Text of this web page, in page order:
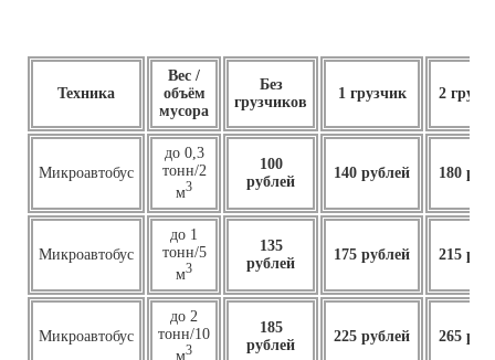
Техника
Вес /
объём
мусора
Без
грузчиков
1 грузчик 2
Микроавтобус
до 0,3
тонн/2
м3
100
рублей
140 рублей 180
Микроавтобус
до 1
тонн/5
м3
135
рублей
175 рублей 215
Микроавтобус
до 2
тонн/10
м3
185
рублей
225 рублей 265